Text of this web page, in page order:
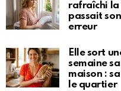
rafraîchi la
passait
erreur
Elle sort
semaine
maison :
le quartier